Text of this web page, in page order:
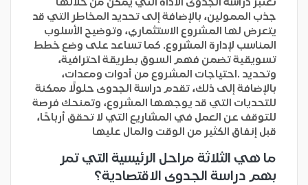
جذب الممولين، بالإضافة إلى تحديد المخاطر التي قد
يتعرض لها المشروع الاستثماري، وتوضيح الأسلوب
المناسب لإدارة المشروع. كما تساعد على وضع خطط
تسويقية تضمن فهم السوق بطريقة احترافية،
وتحديد .احتياجات المشروع من أدوات ومعدات،
بالإضافة إلى ذلك، تقدم دراسة الجدوى حلولًا ممكنة
للتحديات التي قد يوجهها المشروع، وتمنحك فرصة
للتوقف عن العمل في المشاريع التي لا تحقق أرباحًا،
قبل إنفاق الكثير من الوقت والمال عليها
ما هي الثلاثة مراحل الرئيسية التي تمر
بهم دراسة الجدوى الاقتصادية؟